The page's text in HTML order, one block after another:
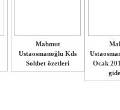
Mahmut
Ustaosmanoğlu Kds
Sohbet özetleri
Ocak